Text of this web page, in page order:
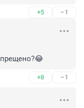
+5 –1
+8 –1